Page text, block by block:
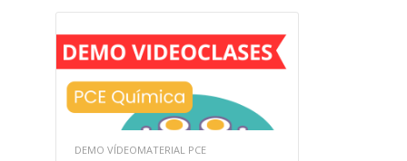
DEMO VÍDEOMATERIAL PCE